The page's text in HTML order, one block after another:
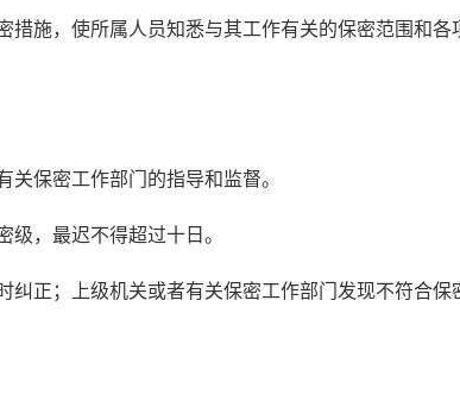
施，使所属人员知悉与其工作有关的保密范围和各
保密工作部门的指导和监督。
，最迟不得超过十日。
正；上级机关或者有关保密工作部门发现不符合保